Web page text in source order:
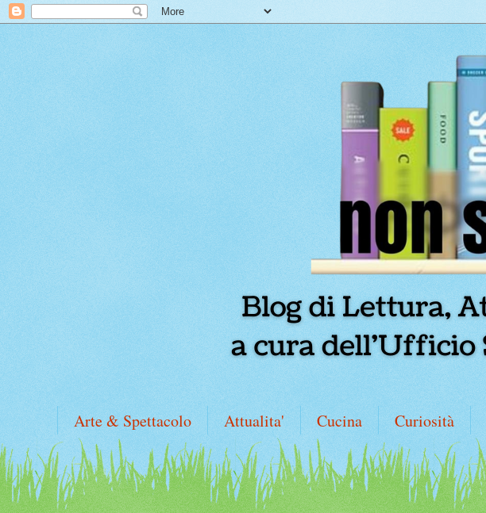
Arte & Spettacolo Attualita' Cucina Curiosità